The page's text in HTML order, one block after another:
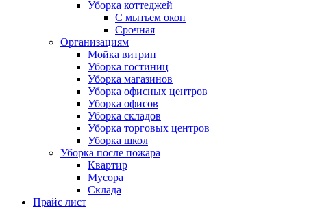
Уборка коттеджей
С мытьем окон
Срочная
Организациям
Мойка витрин
Уборка гостиниц
Уборка магазинов
Уборка офисных центров
Уборка офисов
Уборка складов
Уборка торговых центров
Уборка школ
Уборка после пожара
Квартир
Мусора
Склада
Прайс лист